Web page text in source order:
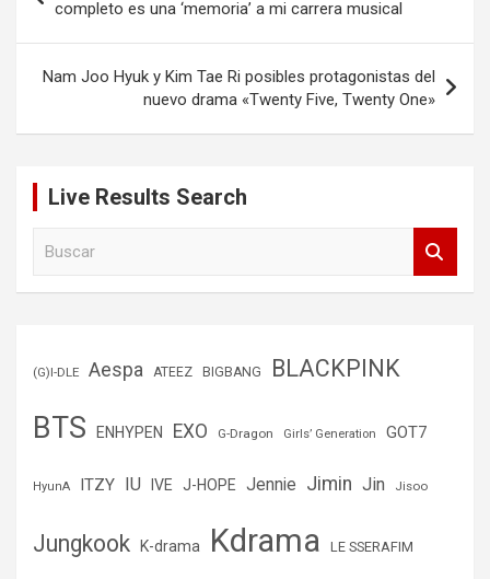
entradas
completo es una ‘memoria’ a mi carrera musical
Nam Joo Hyuk y Kim Tae Ri posibles protagonistas del
nuevo drama «Twenty Five, Twenty One»
Live Results Search
(G)I-DLE Aespa ATEEZ BIGBANG BLACKPINK
BTS ENHYPEN EXO G-Dragon Girls’ Generation GOT7
HyunA ITZY IU IVE J-HOPE Jennie Jimin Jin Jisoo
Jungkook K-drama Kdrama LE SSERAFIM